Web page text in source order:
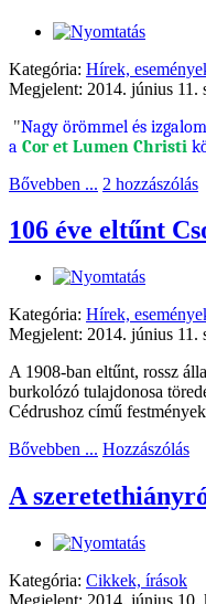
Kategória: Hírek,
Megjelent: 2014. június 11.
"Nagy örömmel és
a Cor et Lumen Christi
Bővebben ... 2 hozzászólás
106 éve eltűnt
Kategória: Hírek,
Megjelent: 2014. június 11.
A 1908-ban eltűnt, rossz
burkolózó tulajdonosa
Cédrushoz című
Bővebben ... Hozzászólás
A
Kategória: Cikkek, írások